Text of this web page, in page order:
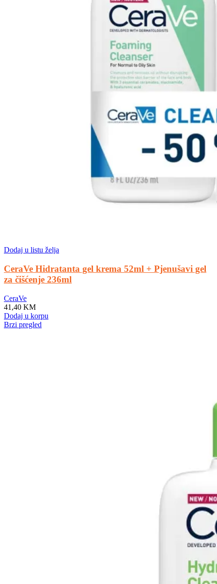
Dodaj u listu želja
CeraVe Hidratanta gel krema 52ml + Pjenušavi gel
za čišćenje 236ml
CeraVe
41,40 KM
Dodaj u korpu
Brzi pregled